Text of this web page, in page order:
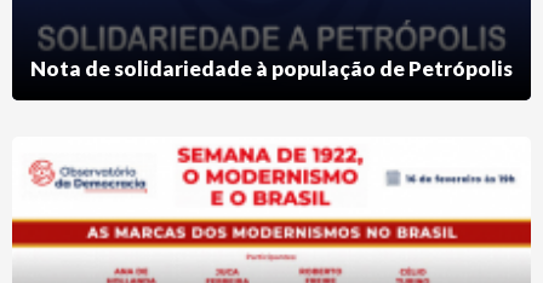
Nota de solidariedade à população de Petrópolis